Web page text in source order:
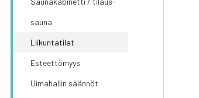
sau­na
Lii­kun­ta­ti­lat
Esteet­tö­myys
Uima­hal­lin sään­nöt